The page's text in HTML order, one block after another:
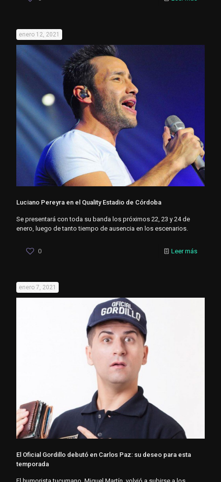
enero 12, 2021
Luciano Pereyra en el Quality Estadio de Córdoba
Se presentará con toda su banda los próximos 22, 23 y 24 de
enero, luego de tanto tiempo de ausencia en los escenarios.
0 Leer más
enero 7, 2021
El Oficial Gordillo debutó en Carlos Paz: su deseo para esta
temporada